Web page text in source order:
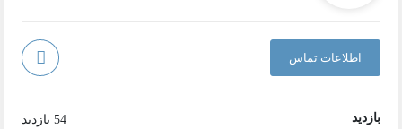
اطلاعات تماس
بازدید 54 بازدید